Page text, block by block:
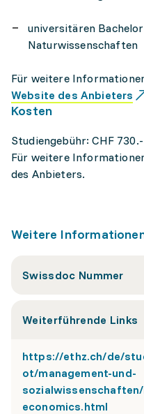
universitären
Naturwissenschaften
Für weitere
Website des Anbieters
Kosten
Studiengebühr: CHF
Für weitere
des Anbieters.
Weitere
Swissdoc Nummer
Weiterführende Links
https://ethz.ch/de/
ot/management-und-
economics.html